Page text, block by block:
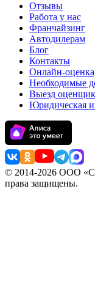
Отзывы
Работа у нас
Франчайзинг
Автодилерам
Блог
Контакты
Онлайн-оценка
Необходимые
Выезд
Юридическая
© 2014-2026 ООО
права защищены.